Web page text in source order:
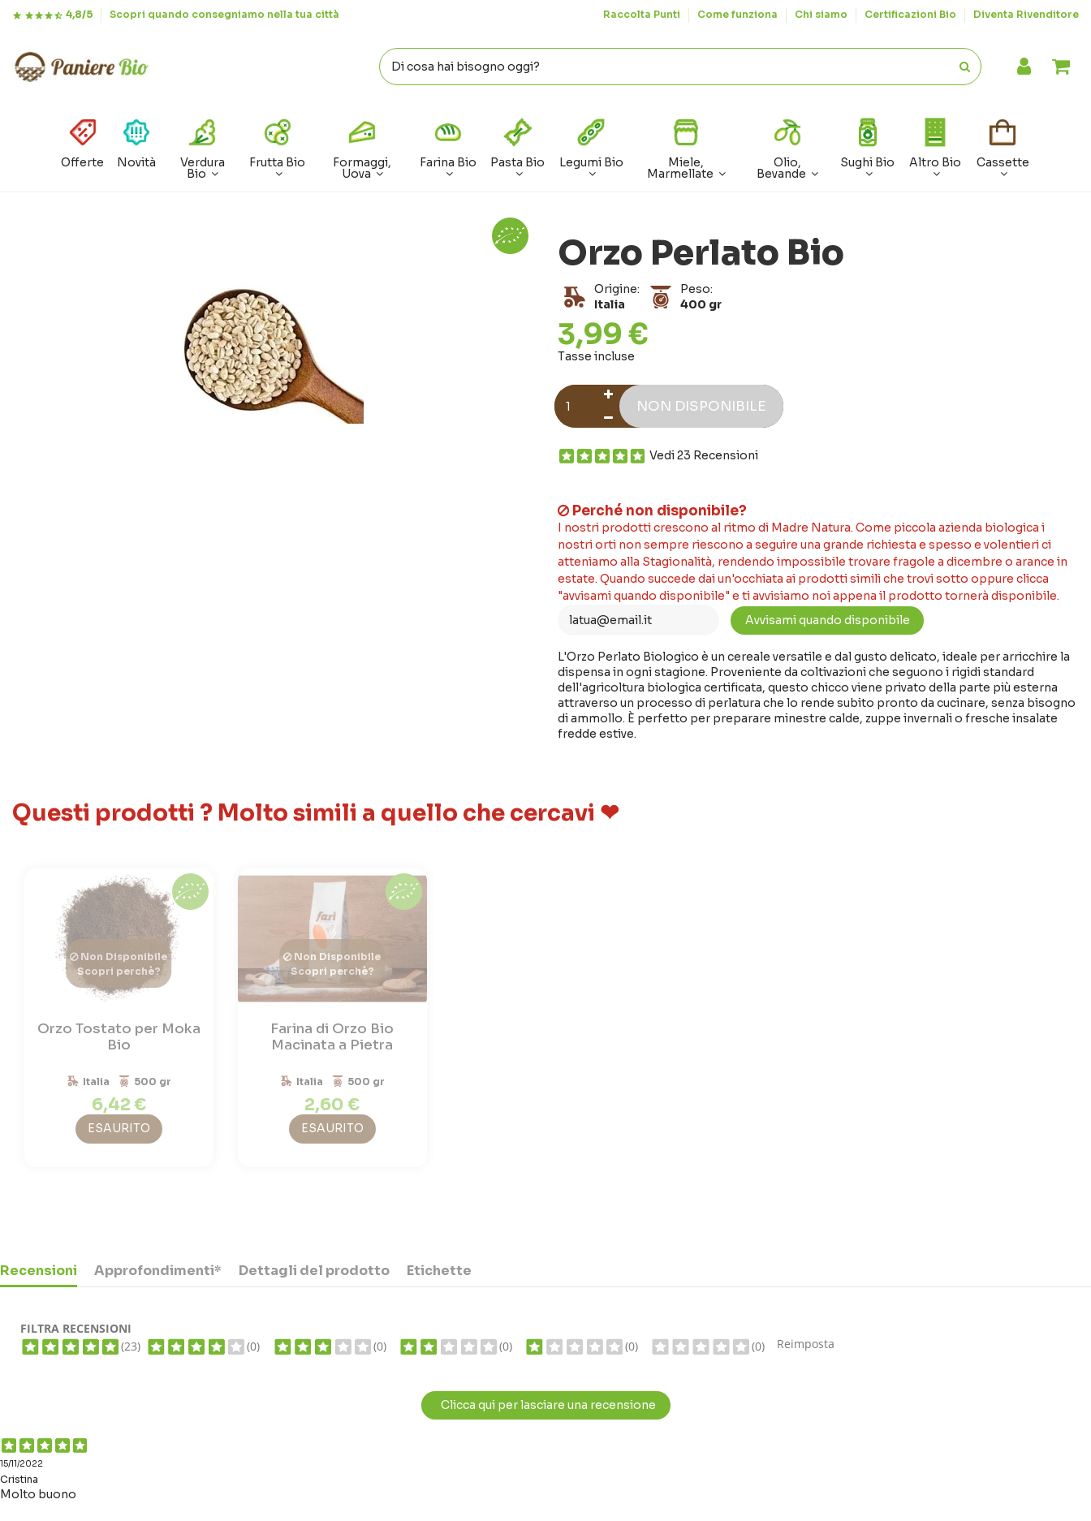
4,8/5 Scopri quando consegniamo nella tua città Raccolta Punti Come funziona Chi siamo Certificazioni Bio Diventa Rivenditore
Offerte Novità Verdura
Bio
Frutta Bio Formaggi,
Uova
Farina Bio Pasta Bio Legumi Bio Miele,
Marmellate
Olio,
Bevande
Sughi Bio Altro Bio Cassette
Orzo Perlato Bio
Origine:
Italia
Peso:
400 gr
3,99 €
Tasse incluse
NON DISPONIBILE
Vedi 23 Recensioni
Perché non disponibile?
I nostri prodotti crescono al ritmo di Madre Natura. Come piccola azienda biologica i
nostri orti non sempre riescono a seguire una grande richiesta e spesso e volentieri ci
atteniamo alla Stagionalità, rendendo impossibile trovare fragole a dicembre o arance in
estate. Quando succede dai un'occhiata ai prodotti simili che trovi sotto oppure clicca
"avvisami quando disponibile" e ti avvisiamo noi appena il prodotto tornerà disponibile.
L'Orzo Perlato Biologico è un cereale versatile e dal gusto delicato, ideale per arricchire la
dispensa in ogni stagione. Proveniente da coltivazioni che seguono i rigidi standard
dell'agricoltura biologica certificata, questo chicco viene privato della parte più esterna
attraverso un processo di perlatura che lo rende subito pronto da cucinare, senza bisogno
di ammollo. È perfetto per preparare minestre calde, zuppe invernali o fresche insalate
fredde estive.
Questi prodotti ? Molto simili a quello che cercavi ❤
Non Disponibile
Scopri perchè?
Orzo Tostato per Moka
Bio
Italia 500 gr
6,42 €
ESAURITO
Non Disponibile
Scopri perchè?
Farina di Orzo Bio
Macinata a Pietra
Italia 500 gr
2,60 €
ESAURITO
Recensioni Approfondimenti* Dettagli del prodotto Etichette
FILTRA RECENSIONI
(23)
(0) (0) (0) (0) (0) Reimposta
Clicca qui per lasciare una recensione
15/11/2022
Cristina
Molto buono